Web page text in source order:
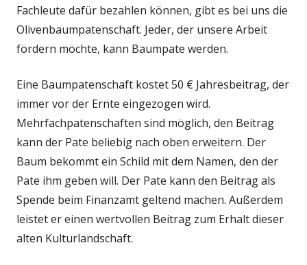
Fachleute dafür bezahlen können, gibt es bei uns die
Olivenbaumpatenschaft. Jeder, der unsere Arbeit
fördern möchte, kann Baumpate werden.
Eine Baumpatenschaft kostet 50 € Jahresbeitrag, der
immer vor der Ernte eingezogen wird.
Mehrfachpatenschaften sind möglich, den Beitrag
kann der Pate beliebig nach oben erweitern. Der
Baum bekommt ein Schild mit dem Namen, den der
Pate ihm geben will. Der Pate kann den Beitrag als
Spende beim Finanzamt geltend machen. Außerdem
leistet er einen wertvollen Beitrag zum Erhalt dieser
alten Kulturlandschaft.